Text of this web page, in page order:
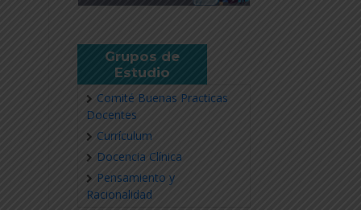
Grupos de
Estudio
Comité Buenas Practicas
Docentes
Currículum
Docencia Clínica
Pensamiento y
Racionalidad